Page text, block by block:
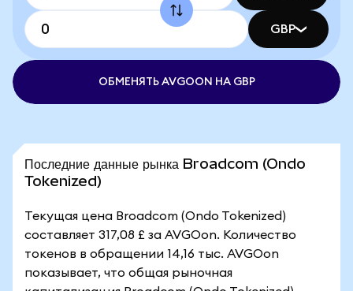
GBP
ОБМЕНЯТЬ AVGOON НА GBP
Последние данные рынка Broadcom (Ondo
Tokenized)
Текущая цена Broadcom (Ondo Tokenized)
составляет 317,08 £ за AVGOon. Количество
токенов в обращении 14,16 тыс. AVGOon
показывает, что общая рыночная